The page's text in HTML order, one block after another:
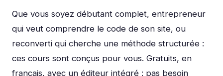
Que vous soyez débutant complet, entrepreneur
qui veut comprendre le code de son site, ou
reconverti qui cherche une méthode structurée :
ces cours sont conçus pour vous. Gratuits, en
français, avec un éditeur intégré : pas besoin